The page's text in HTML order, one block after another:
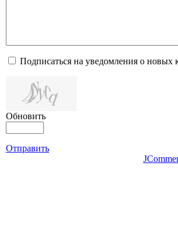
Подписаться на уведомления о новых
Обновить
Отправить